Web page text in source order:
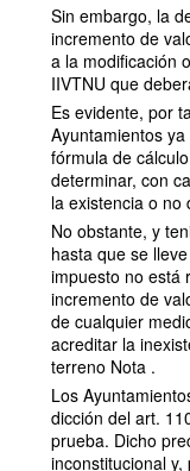
Sin embargo, la
incremento de
a la modificación
IIVTNU que
Es evidente, por
Ayuntamientos
fórmula de
determinar, con
la existencia o no
No obstante, y
hasta que se
impuesto no está
incremento de
de cualquier
acreditar la
terreno Nota .
Los
dicción del art.
prueba. Dicho
inconstitucional